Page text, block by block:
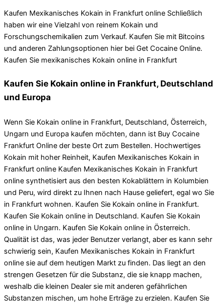
Kaufen Mexikanisches Kokain in Frankfurt online Schließlich
haben wir eine Vielzahl von reinem Kokain und
Forschungschemikalien zum Verkauf. Kaufen Sie mit Bitcoins
und anderen Zahlungsoptionen hier bei Get Cocaine Online.
Kaufen Sie mexikanisches Kokain online in Frankfurt
Kaufen Sie Kokain online in Frankfurt, Deutschland
und Europa
Wenn Sie Kokain online in Frankfurt, Deutschland, Österreich,
Ungarn und Europa kaufen möchten, dann ist Buy Cocaine
Frankfurt Online der beste Ort zum Bestellen. Hochwertiges
Kokain mit hoher Reinheit, Kaufen Mexikanisches Kokain in
Frankfurt online Kaufen Mexikanisches Kokain in Frankfurt
online synthetisiert aus den besten Kokablättern in Kolumbien
und Peru, wird direkt zu Ihnen nach Hause geliefert, egal wo Sie
in Frankfurt wohnen. Kaufen Sie Kokain online in Frankfurt.
Kaufen Sie Kokain online in Deutschland. Kaufen Sie Kokain
online in Ungarn. Kaufen Sie Kokain online in Österreich.
Qualität ist das, was jeder Benutzer verlangt, aber es kann sehr
schwierig sein, Kaufen Mexikanisches Kokain in Frankfurt
online sie auf dem heutigen Markt zu finden. Das liegt an den
strengen Gesetzen für die Substanz, die sie knapp machen,
weshalb die kleinen Dealer sie mit anderen gefährlichen
Substanzen mischen, um hohe Erträge zu erzielen. Kaufen Sie